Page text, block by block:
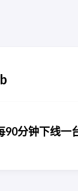
90分钟下线一